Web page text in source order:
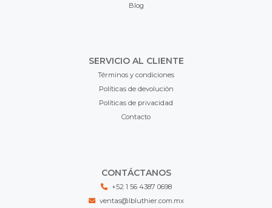
Blog
SERVICIO AL CLIENTE
Términos y condiciones
Políticas de devolución
Políticas de privacidad
Contacto
CONTÁCTANOS
+52 1 56 4387 0698
ventas@lbluthier.com.mx